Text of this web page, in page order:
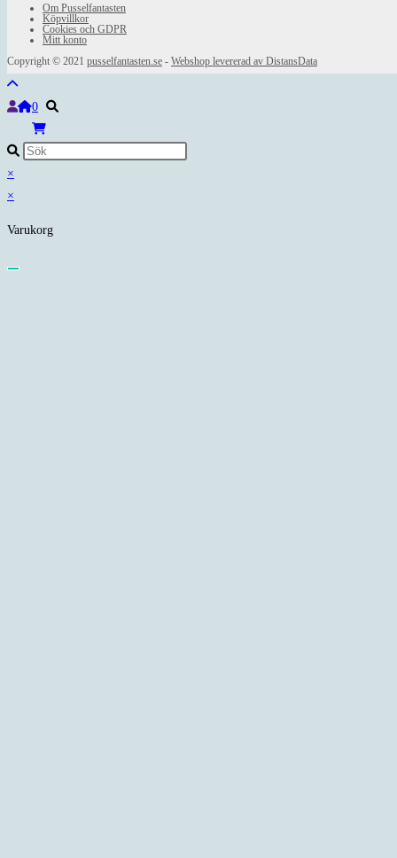
Om Pusselfantasten
Köpvillkor
Cookies och GDPR
Mitt konto
Copyright © 2021 pusselfantasten.se - Webshop levererad av DistansData
0
×
×
Varukorg